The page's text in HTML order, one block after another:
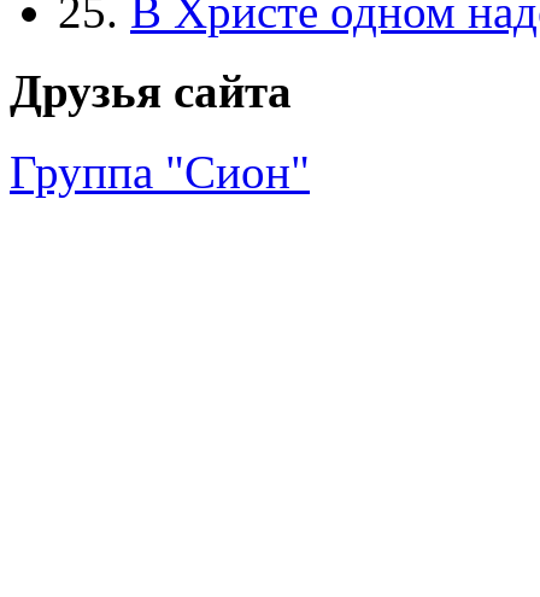
25. В Христе одном
Друзья сайта
Группа "Сион"